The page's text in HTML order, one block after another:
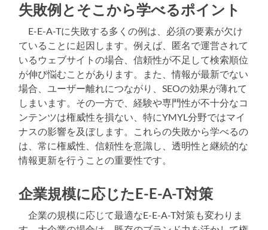
失敗例とそこから学べるポイント
E-E-A-Tに失敗する多くの例は、必須の要素が欠け
ていることに起因します。例えば、匿名で運営されて
いるウェブサイトの場合、信頼性が不足して検索順位
が伸び悩むことがあります。また、情報が最新でない
場合、ユーザー離れにつながり、SEOの効果が薄れて
しまいます。その一方で、経験や専門性が不十分なコ
ンテンツは権威性を損ない、特にYMYL分野ではマイ
ナスの影響を及ぼします。これらの失敗から学べるの
は、常に権威性、信頼性を意識し、透明性と継続的な
情報更新を行うことの重要性です。
企業規模に応じたE-E-A-T対策
企業の規模に応じて最適なE-E-A-T対策も変わりま